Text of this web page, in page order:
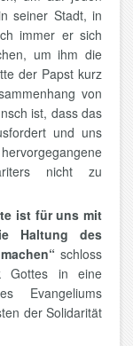
seiner Stadt, in
immer er sich
um ihm die
der Papst kurz
von
ist, dass das
und uns
nicht zu
ist für uns mit
Haltung des
schloss
Gottes in eine
Evangeliums
der Solidarität